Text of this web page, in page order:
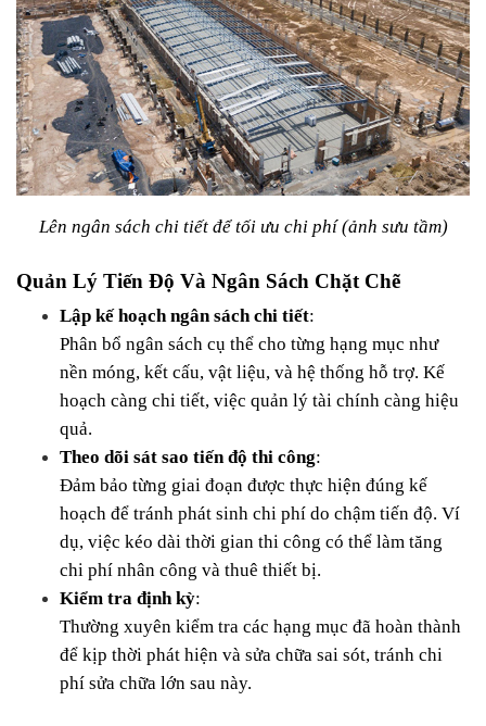
Lên ngân sách chi tiết để tối ưu chi phí (ảnh sưu tầm)
Quản Lý Tiến Độ Và Ngân Sách Chặt Chẽ
Lập kế hoạch ngân sách chi tiết:
Phân bổ ngân sách cụ thể cho từng hạng mục như
nền móng, kết cấu, vật liệu, và hệ thống hỗ trợ. Kế
hoạch càng chi tiết, việc quản lý tài chính càng hiệu
quả.
Theo dõi sát sao tiến độ thi công:
Đảm bảo từng giai đoạn được thực hiện đúng kế
hoạch để tránh phát sinh chi phí do chậm tiến độ. Ví
dụ, việc kéo dài thời gian thi công có thể làm tăng
chi phí nhân công và thuê thiết bị.
Kiểm tra định kỳ:
Thường xuyên kiểm tra các hạng mục đã hoàn thành
để kịp thời phát hiện và sửa chữa sai sót, tránh chi
phí sửa chữa lớn sau này.